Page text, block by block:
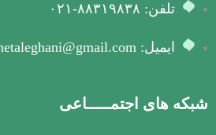
تلفن: ۸۸۳۱۹۸۳۸-۰۲۱
ایمیل: zamanetaleghani@gmail.com
شبکه های اجتمـــــاعی